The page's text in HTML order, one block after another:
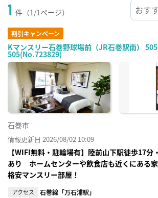
1 件（1/1ページ）
割引キャンペーン
Kマンスリー石巻野球場前（JR石巻駅南） 505
505(No.723829)
石巻市
情報更新日 2026/08/02 10:09
【WIFI無料・駐輪場有】陸前山下駅徒歩17分
あり ホームセンターや飲食店も近くにある
格安マンスリー部屋！
アクセス 石巻線「万石浦駅」